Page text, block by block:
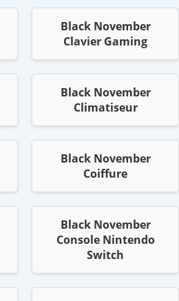
Black November
Clavier Gaming
Black November
Climatiseur
Black November
Coiffure
Black November
Console Nintendo
Switch